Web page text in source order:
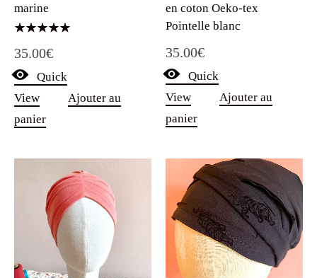
marine
5.00
35.00€
Quick
View
Ajouter au
panier
en coton Oeko-tex
Pointelle blanc
35.00€
Quick
View
Ajouter au
panier